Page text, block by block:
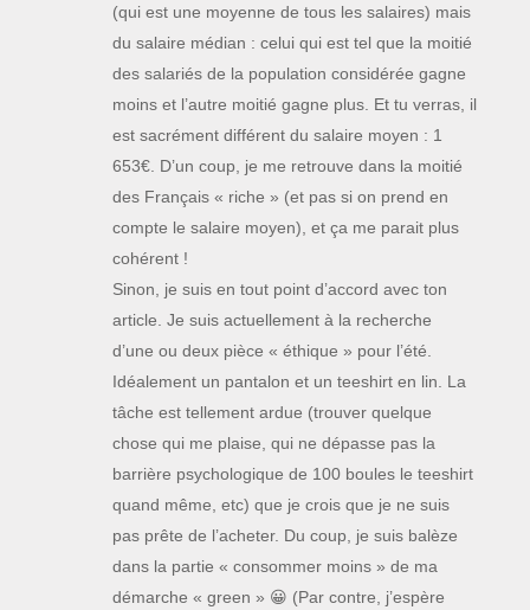
(qui est une moyenne de tous les salaires) mais
du salaire médian : celui qui est tel que la moitié
des salariés de la population considérée gagne
moins et l’autre moitié gagne plus. Et tu verras, il
est sacrément différent du salaire moyen : 1
653€. D’un coup, je me retrouve dans la moitié
des Français « riche » (et pas si on prend en
compte le salaire moyen), et ça me parait plus
cohérent !
Sinon, je suis en tout point d’accord avec ton
article. Je suis actuellement à la recherche
d’une ou deux pièce « éthique » pour l’été.
Idéalement un pantalon et un teeshirt en lin. La
tâche est tellement ardue (trouver quelque
chose qui me plaise, qui ne dépasse pas la
barrière psychologique de 100 boules le teeshirt
quand même, etc) que je crois que je ne suis
pas prête de l’acheter. Du coup, je suis balèze
dans la partie « consommer moins » de ma
démarche « green » 😀 (Par contre, j’espère